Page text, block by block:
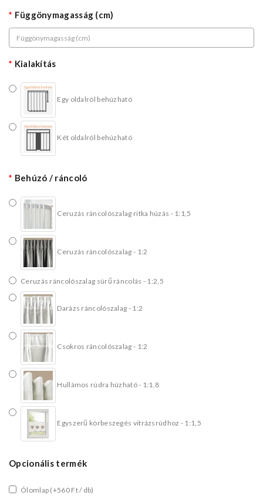
Függönymagasság (cm)
Kialakítás
Egy oldalról behúzható
Két oldalról behúzható
Behúzó / ráncoló
Ceruzás ráncolószalag ritka húzás - 1:1,5
Ceruzás ráncolószalag - 1:2
Ceruzás ráncolószalag sürű ráncolás - 1:2,5
Darázs ráncolószalag - 1:2
Csokros ráncolószalag - 1:2
Hullámos rúdra húzható - 1:1,8
Egyszerű körbeszegés vitrázsrúdhoz - 1:1,5
Opcionális termék
Ólomlap (+560 Ft / db)